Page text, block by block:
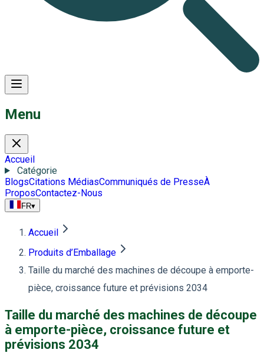
Menu
Accueil
Catégorie
BlogsCitations MédiasCommuniqués de PresseÀ
ProposContactez-Nous
FR▾
Accueil
Produits d’Emballage
Taille du marché des machines de découpe à emporte-
pièce, croissance future et prévisions 2034
Taille du marché des machines de découpe
à emporte-pièce, croissance future et
prévisions 2034